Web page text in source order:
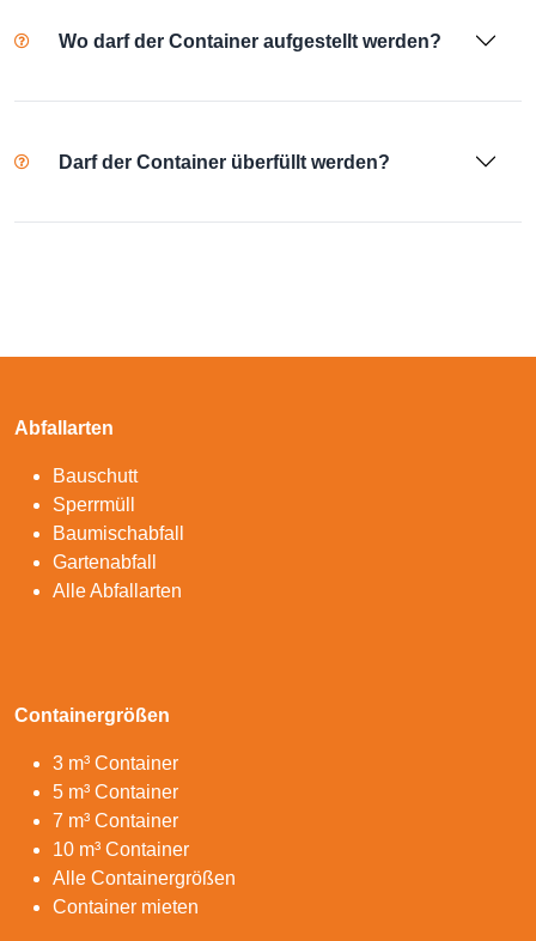
Wo darf der Container aufgestellt werden?
Darf der Container überfüllt werden?
Abfallarten
Bauschutt
Sperrmüll
Baumischabfall
Gartenabfall
Alle Abfallarten
Containergrößen
3 m³ Container
5 m³ Container
7 m³ Container
10 m³ Container
Alle Containergrößen
Container mieten